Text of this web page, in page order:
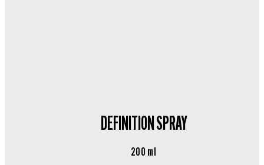
DEFINITION SPRAY
200 ml